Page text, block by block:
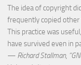
The idea of copyright
frequently copied
This practice was
have survived even in
— Richard Stallman,